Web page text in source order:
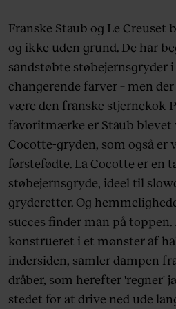
Franske Staub og Le
og ikke uden grund. De har
sandstøbte støbejernsgryder
changerende farver – men
være den franske stjernekok
favoritmærke er Staub blevet
Cocotte-gryden, som også er
førstefødte. La Cocotte er en
støbejernsgryde, ideel til
gryderetter. Og
succes finder man på
konstrueret i et mønster af
indersiden, samler dampen
dråber, som herefter 'regner'
stedet for at drive ned ude